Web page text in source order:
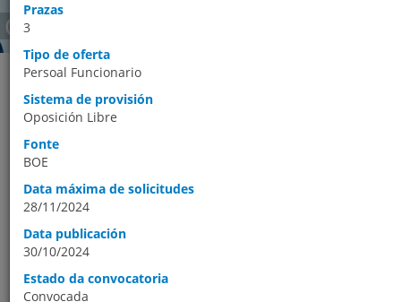
Ofertas de emprego
Este espazo permite ao usuario acceder aos datos agregados de
publicadas en Boletíns Oficiais. A búsqueda das ofertas de
emprego vixentes pode facerse por provincia, premendo no
correspondente, ou premendo na opción búsqueda avanzada,
que permite afinar os criterios da mesma. Os resultados das
publicación da oferta.
Prazas
3
Tipo de oferta
Persoal Funcionario
Sistema de provisión
Oposición Libre
Fonte
BOE
Data máxima de solicitudes
28/11/2024
Data publicación
30/10/2024
Estado da convocatoria
Convocada
GALICIA